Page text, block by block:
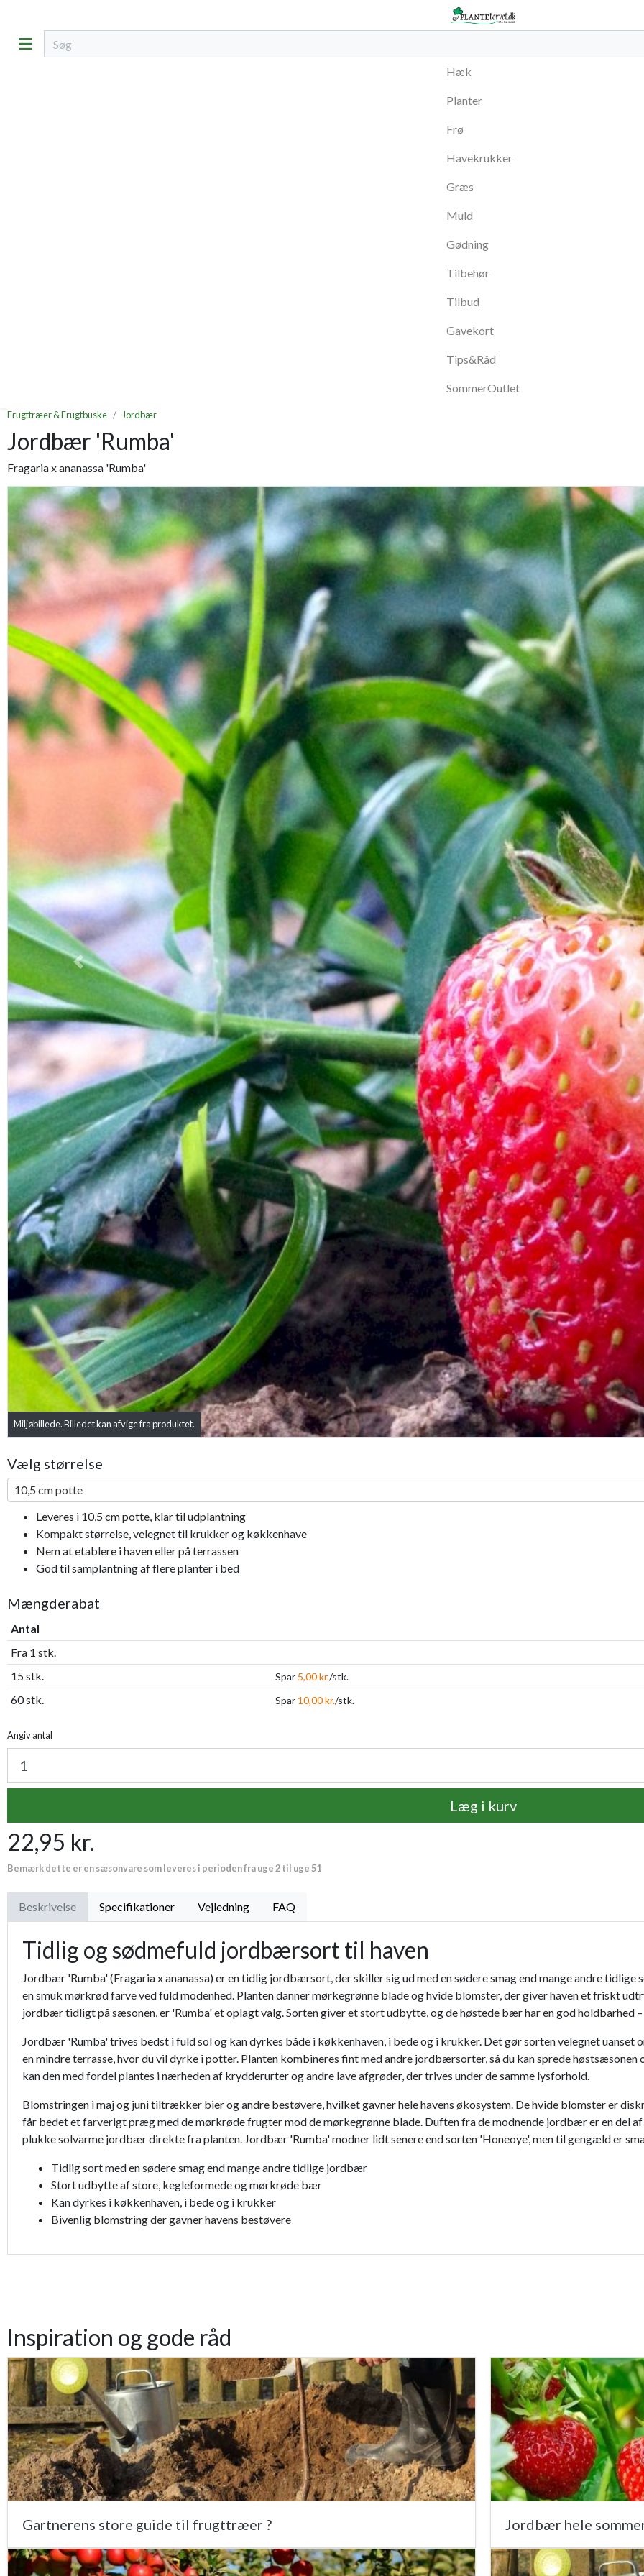
Hæk
Planter
Frø
Havekrukker
Græs
Muld
Gødning
Tilbehør
Tilbud
Gavekort
Tips&Råd
SommerOutlet
Frugttræer & Frugtbuske Jordbær
Jordbær 'Rumba'
Fragaria x ananassa 'Rumba'
Miljøbillede. Billedet kan afvige fra produktet.
Previous
Vælg størrelse
10,5 cm potte
Leveres i 10,5 cm potte, klar til udplantning
Kompakt størrelse, velegnet til krukker og køkkenhave
Nem at etablere i haven eller på terrassen
God til samplantning af flere planter i bed
Mængderabat
Antal
Fra 1 stk.
15 stk.
Spar 5,00 kr./stk.
60 stk. Spar 10,00 kr./stk.
Angiv antal
Læg i kurv
22,95 kr.
Bemærk dette er en sæsonvare som leveres i perioden fra uge 2 til uge 51
Beskrivelse Specifikationer Vejledning FAQ
Tidlig og sødmefuld jordbærsort til haven
Jordbær 'Rumba' (Fragaria x ananassa) er en tidlig jordbærsort, der skiller sig ud med en sødere smag end mange andre
en smuk mørkrød farve ved fuld modenhed. Planten danner mørkegrønne blade og hvide blomster, der giver haven et friskt
jordbær tidligt på sæsonen, er 'Rumba' et oplagt valg. Sorten giver et stort udbytte, og de høstede bær har en god holdbarhed
Jordbær 'Rumba' trives bedst i fuld sol og kan dyrkes både i køkkenhaven, i bede og i krukker. Det gør sorten velegnet
en mindre terrasse, hvor du vil dyrke i potter. Planten kombineres fint med andre jordbærsorter, så du kan sprede
kan den med fordel plantes i nærheden af krydderurter og andre lave afgrøder, der trives under de samme lysforhold.
Blomstringen i maj og juni tiltrækker bier og andre bestøvere, hvilket gavner hele havens økosystem. De hvide blomster er
får bedet et farverigt præg med de mørkrøde frugter mod de mørkegrønne blade. Duften fra de modnende jordbær er en del af
plukke solvarme jordbær direkte fra planten. Jordbær 'Rumba' modner lidt senere end sorten 'Honeoye', men til gengæld er
Tidlig sort med en sødere smag end mange andre tidlige jordbær
Stort udbytte af store, kegleformede og mørkrøde bær
Kan dyrkes i køkkenhaven, i bede og i krukker
Bivenlig blomstring der gavner havens bestøvere
Inspiration og gode råd
Gartnerens store guide til frugttræer ? Jordbær hele